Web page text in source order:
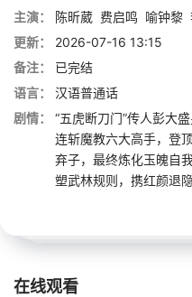
主演：
陈昕葳 费启鸣 喻钟黎
更新：
2026-07-16 13:15
备注：
已完结
语言：
汉语普通话
剧情：
“五虎断刀门”传人彭大
连斩魔教六大高手，登
弃子，最终炼化玉魄自
塑武林规则，携红颜退
在线观看